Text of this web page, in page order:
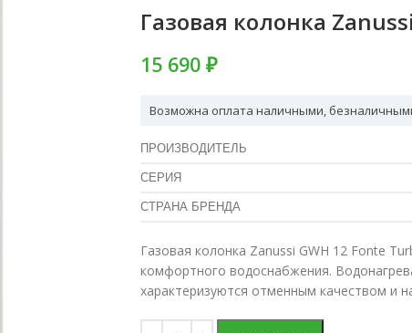
Газовая колонка
15 690 ₽
Возможна оплата наличными,
ПРОИЗВОДИТЕЛЬ
СЕРИЯ
СТРАНА БРЕНДА
Газовая колонка Zanussi GWH 12 Fonte
комфортного водоснабжения.
характеризуются отменным качеством и